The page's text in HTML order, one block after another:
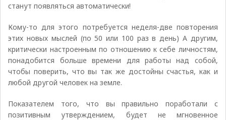
станут появляться автоматически!
Кому-то для этого потребуется неделя-две повторения
этих новых мыслей (по 50 или 100 раз в день) А другим,
критически настроенным по отношению к себе личностям,
понадобится больше времени для работы над собой,
чтобы поверить, что вы так же достойны счастья, как и
любой другой человек на земле.
Показателем того, что вы правильно поработали с
позитивным утверждением, будет не мгновенное